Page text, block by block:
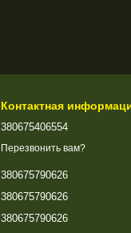
Контактная
380675406554
Перезвонить вам?
380675790626
380675790626
380675790626